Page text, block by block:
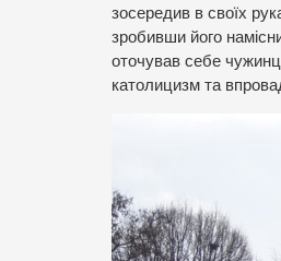
зосередив в своїх
зробивши його
оточував себе
католицизм та